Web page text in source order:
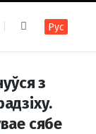
Рус
з
сябе